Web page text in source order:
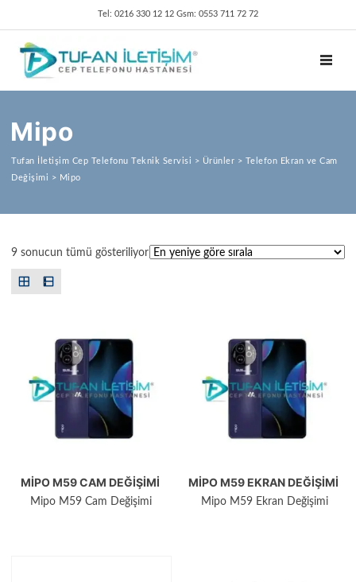
Tel: 0216 330 12 12 Gsm: 0553 711 72 72
Mipo
Tufan İletişim Cep Telefonu Teknik Servisi > Ürünler > Telefon Ekran ve Cam
Değişimi > Mipo
9 sonucun tümü gösteriliyorEn yeniye göre sıralandı
MIPO M59 CAM DEĞIŞIMI
Mipo M59 Cam Değişimi
MIPO M59 EKRAN DEĞIŞIMI
Mipo M59 Ekran Değişimi